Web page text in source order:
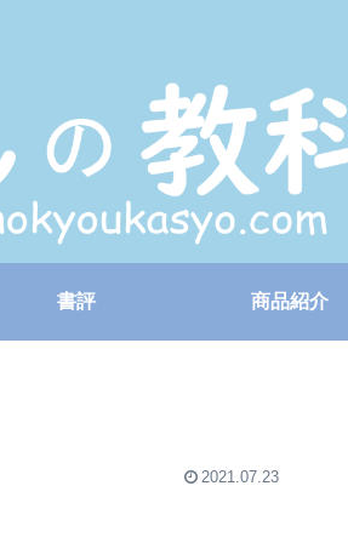
書評 商品紹介
2021.07.23